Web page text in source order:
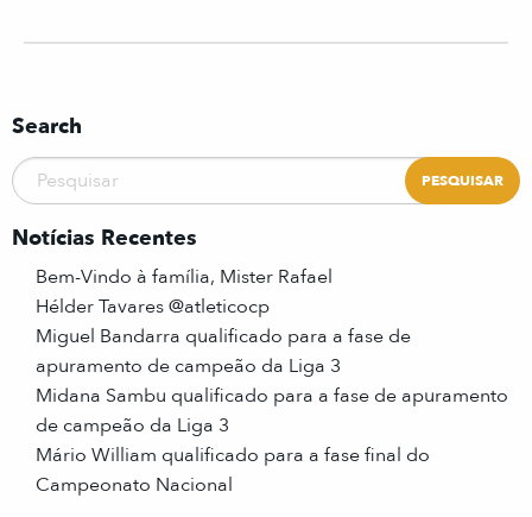
Search
Notícias Recentes
Bem-Vindo à família, Mister Rafael
Hélder Tavares @atleticocp
Miguel Bandarra qualificado para a fase de
apuramento de campeão da Liga 3
Midana Sambu qualificado para a fase de apuramento
de campeão da Liga 3
Mário William qualificado para a fase final do
Campeonato Nacional